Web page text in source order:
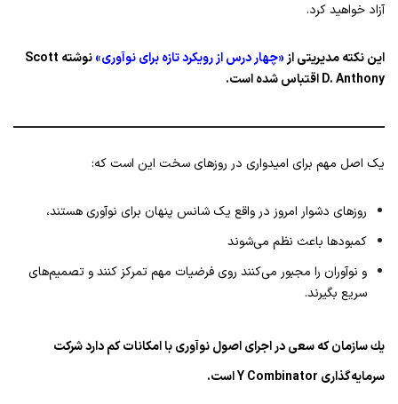
آزاد خواهید کرد.
این نکته مدیریتی از«چهار درس از رویکرد تازه برای نوآوری»
نوشته Scott
D. Anthony اقتباس شده است.
یک اصل مهم برای امیدواری در روزهای سخت این است که:
روزهای دشوار امروز در واقع یک شانس پنهان برای نوآوری هستند،
کمبودها باعث نظم می‌شوند
و نوآوران را مجبور می‌کنند روی فرضیات مهم تمرکز کنند و تصمیم‌های
سریع بگیرند.
یك سازمان كه سعی در اجرای اصول نوآوری با امکانات کم دارد شرکت
سرمایه‌گذاری Y Combinator است.